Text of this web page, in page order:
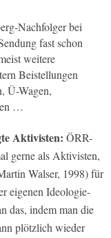
Nachfolger bei
fast schon
weitere
Beistellungen
Ü-Wagen,
…
Aktivisten: ÖRR-
gerne als Aktivisten,
Walser, 1998) für
eigenen Ideologie-
das, indem man die
plötzlich wieder